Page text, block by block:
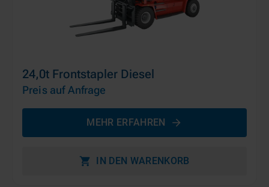
24,0t Frontstapler Diesel
Preis auf Anfrage
MEHR ERFAHREN
IN DEN WARENKORB